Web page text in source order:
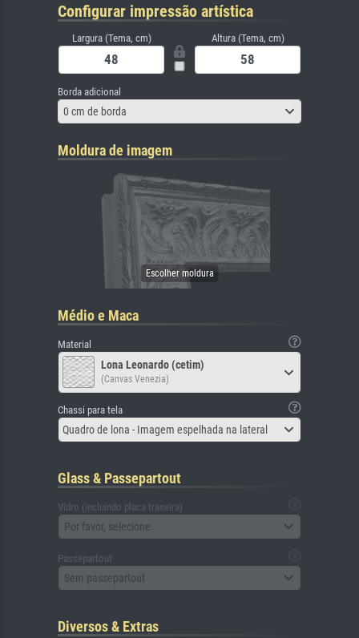
Configurar impressão artística
Largura (Tema, cm) Altura (Tema, cm)
Borda adicional
0 cm de borda
Moldura de imagem
Médio e Maca
Material
Lona Leonardo (cetim)
(Canvas Venezia)
Chassi para tela
Quadro de lona - Imagem espelhada na lateral
Glass & Passepartout
Vidro (incluindo placa traseira)
Por favor, selecione
Passepartout
Sem passepartout
Diversos & Extras